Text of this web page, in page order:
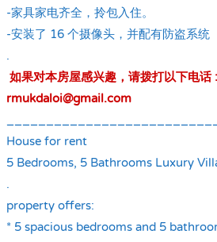
-家具家电齐全，拎包入住。
-安装了 16 个摄像头，并配有防盗系统
.
如果对本房屋感兴趣，请拨打以下电
rmukdaloi@gmail.com
House for rent
5 Bedrooms, 5 Bathrooms Luxury
.
property offers:
* 5 spacious bedrooms and 5